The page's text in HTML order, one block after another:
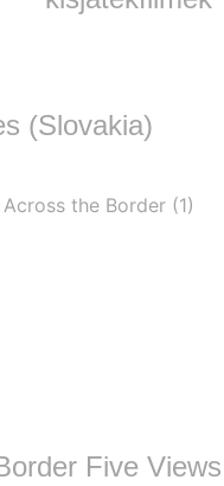
(Slovakia)
Five Views